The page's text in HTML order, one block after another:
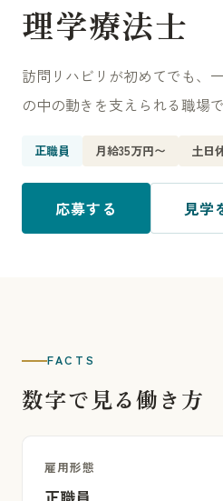
理学療法士
訪問リハビリが初めてでも、
の中の動きを支えられる職場で
正職員 月給35万円〜 土日
応募する 見学
FACTS
数字で見る働き方
雇用形態